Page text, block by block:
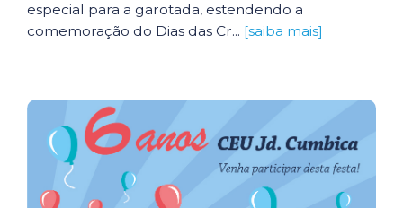
especial para a garotada, estendendo a
comemoração do Dias das Cr... [saiba mais]